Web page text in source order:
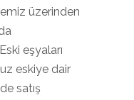
üzerinden
eşyaları
eskiye dair
satış